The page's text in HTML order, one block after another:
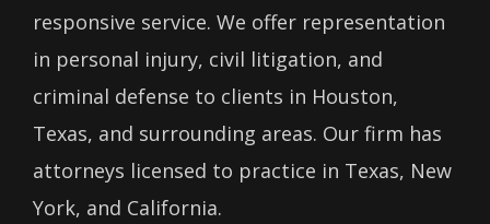
responsive service. We offer representation
in personal injury, civil litigation, and
criminal defense to clients in Houston,
Texas, and surrounding areas. Our firm has
attorneys licensed to practice in Texas, New
York, and California.